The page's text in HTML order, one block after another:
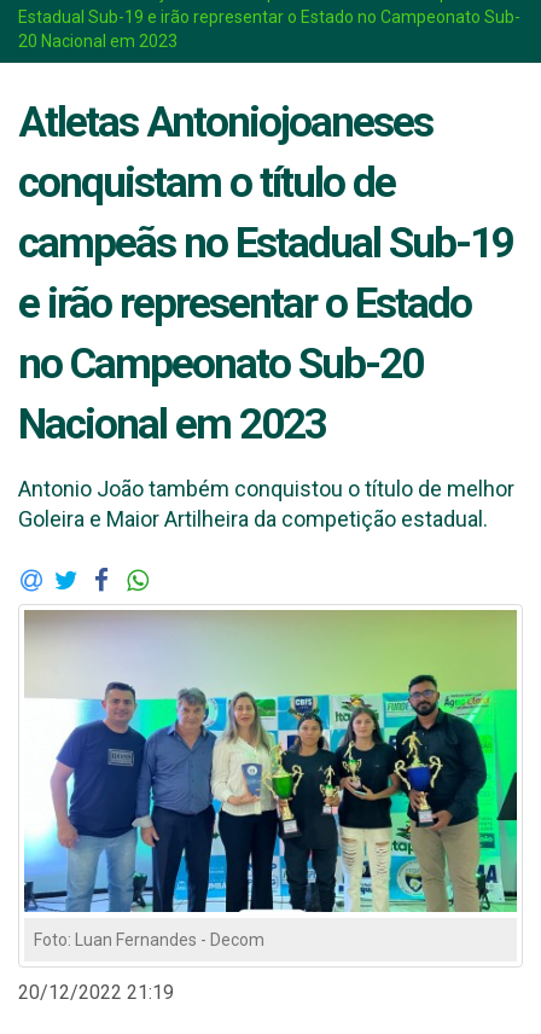
Estadual Sub-19 e irão representar o Estado no Campeonato Sub-
20 Nacional em 2023
Atletas Antoniojoaneses
conquistam o título de
campeãs no Estadual Sub-19
e irão representar o Estado
no Campeonato Sub-20
Nacional em 2023
Antonio João também conquistou o título de melhor
Goleira e Maior Artilheira da competição estadual.
Foto: Luan Fernandes - Decom
20/12/2022 21:19